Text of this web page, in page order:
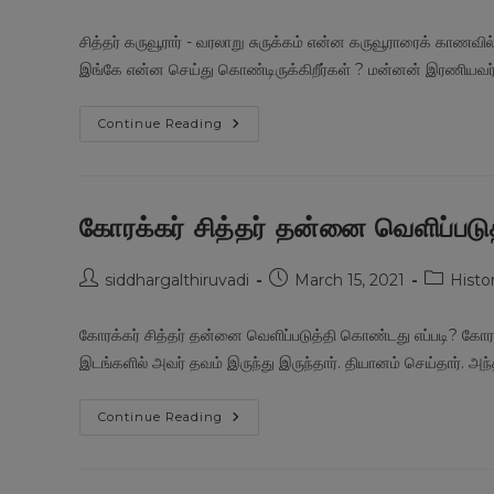
சித்தர் கருவூரார் - வரலாறு சுருக்கம் என்ன கருவூராரைக்
இங்கே என்ன செய்து கொண்டிருக்கிறீர்கள் ? மன்னன்
Continue Reading சித்தர்
கோரக்கர் சித்தர் தன்னை
Postsiddhargalthiruvadi
PostMarch 15, 2021
Post
கோரக்கர் சித்தர் தன்னை வெளிப்படுத்தி கொண்டது எப்படி?
இடங்களில் அவர் தவம் இருந்து இருந்தார். தியானம் செய்தார்.
Continue Reading கோரக்கர்